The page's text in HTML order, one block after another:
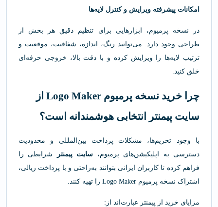
امکانات پیشرفته ویرایش و کنترل لایه‌ها
در نسخه پرمیوم، ابزارهایی برای تنظیم دقیق هر بخش از
طراحی وجود دارد. می‌توانید رنگ، اندازه، شفافیت، موقعیت و
ترتیب لایه‌ها را ویرایش کرده و با دقت بالا، خروجی حرفه‌ای
خلق کنید.
چرا خرید نسخه پرمیوم Logo Maker از
سایت پیمنتر انتخابی هوشمندانه است؟
با وجود تحریم‌ها، مشکلات پرداخت بین‌المللی و محدودیت
دسترسی به اپلیکیشن‌های پرمیوم، سایت پیمنتر
شرایطی را
فراهم کرده تا کاربران ایرانی بتوانند به‌راحتی و با پرداخت ریالی،
اشتراک نسخه پرمیوم Logo Maker را تهیه کنند.
مزایای خرید از پیمنتر عبارت‌اند از: